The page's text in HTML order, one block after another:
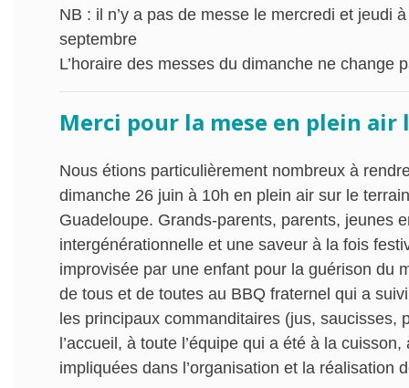
NB : il n’y a pas de messe le mercredi et jeudi
septembre
L’horaire des messes du dimanche ne change
Merci pour la mese en plein air
Nous étions particulièrement nombreux à
dimanche 26 juin à 10h en plein air sur le
Guadeloupe. Grands-parents, parents, jeunes
intergénérationnelle et une saveur à la fois
improvisée par une enfant pour la guérison du
de tous et de toutes au BBQ fraternel qui a
les principaux commanditaires (jus,
l’accueil, à toute l’équipe qui a été à la
impliquées dans l’organisation et la réalisation